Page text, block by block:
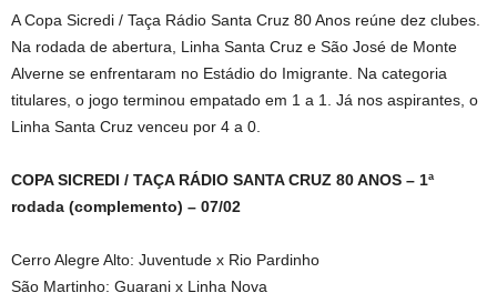
A Copa Sicredi / Taça Rádio Santa Cruz 80 Anos reúne dez clubes.
Na rodada de abertura, Linha Santa Cruz e São José de Monte
Alverne se enfrentaram no Estádio do Imigrante. Na categoria
titulares, o jogo terminou empatado em 1 a 1. Já nos aspirantes, o
Linha Santa Cruz venceu por 4 a 0.
COPA SICREDI / TAÇA RÁDIO SANTA CRUZ 80 ANOS – 1ª
rodada (complemento) – 07/02
Cerro Alegre Alto: Juventude x Rio Pardinho
São Martinho: Guarani x Linha Nova